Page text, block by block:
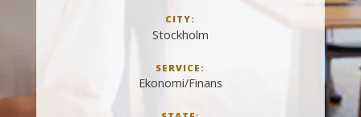
CITY:
Stockholm
SERVICE:
Ekonomi/Finans